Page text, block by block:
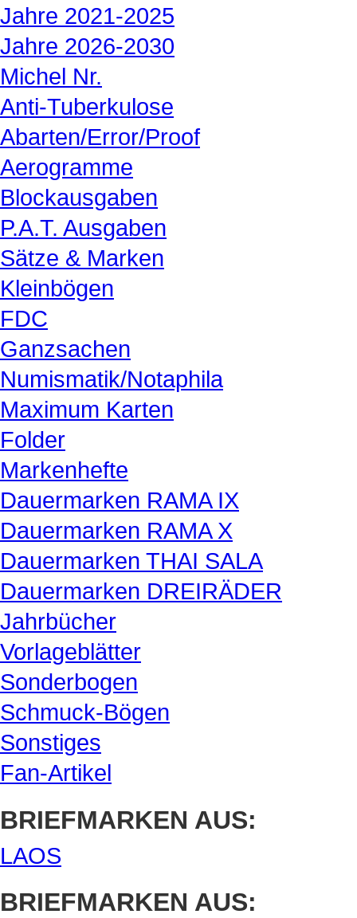
Jahre 2021-2025
Jahre 2026-2030
Michel Nr.
Anti-Tuberkulose
Abarten/Error/Proof
Aerogramme
Blockausgaben
P.A.T. Ausgaben
Sätze & Marken
Kleinbögen
FDC
Ganzsachen
Numismatik/Notaphila
Maximum Karten
Folder
Markenhefte
Dauermarken RAMA IX
Dauermarken RAMA X
Dauermarken THAI SALA
Dauermarken DREIRÄDER
Jahrbücher
Vorlageblätter
Sonderbogen
Schmuck-Bögen
Sonstiges
Fan-Artikel
BRIEFMARKEN AUS:
LAOS
BRIEFMARKEN AUS: